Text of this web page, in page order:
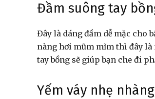
Đầm suông tay
Đây là dáng đầm dễ mặc cho
nàng hơi mũm mĩm thì đây là
tay bồng sẽ giúp bạn che đi
Yếm váy nhẹ